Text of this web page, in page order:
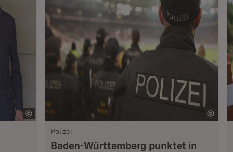
Polizei
Baden-Württemberg punktet in